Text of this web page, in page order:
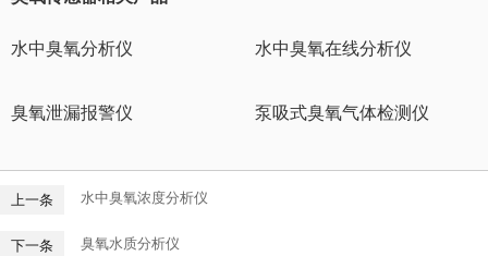
水中臭氧分析仪 水中臭氧在线分析仪
臭氧泄漏报警仪 泵吸式臭氧气体检测仪
上一条 水中臭氧浓度分析仪
下一条 臭氧水质分析仪